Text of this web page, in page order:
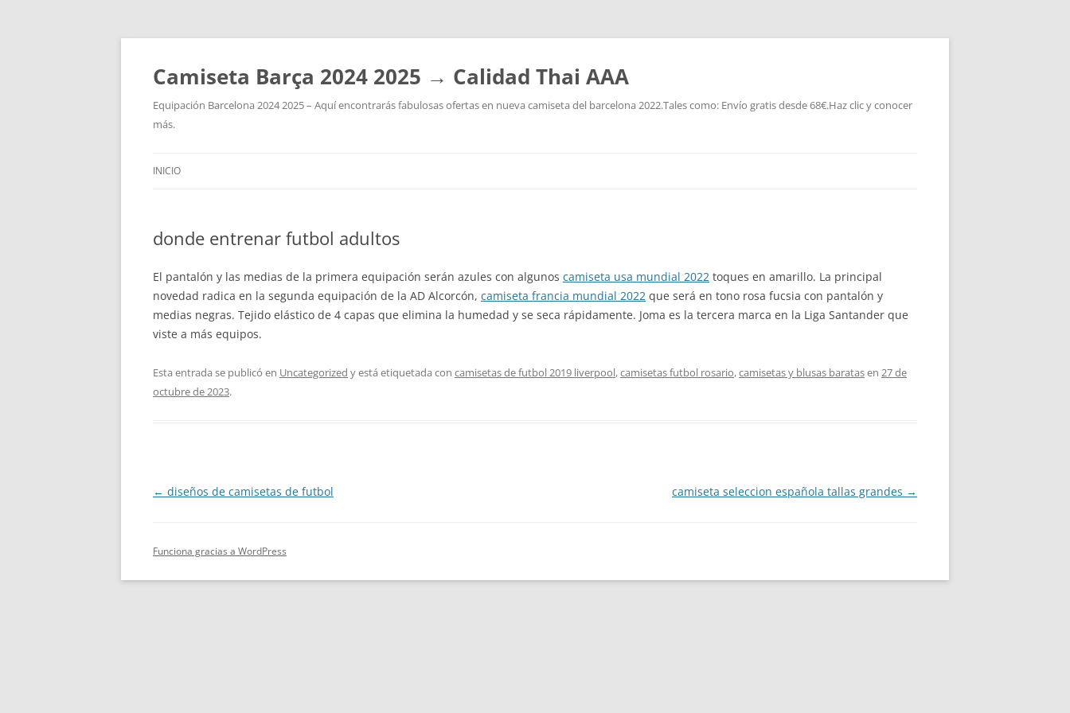
Camiseta Barça 2024 2025 → Calidad Thai AAA
Equipación Barcelona 2024 2025 – Aquí encontrarás fabulosas ofertas en nueva camiseta del barcelona 2022.Tales como: Envío gratis desde 68€.Haz clic y conocer
más.
INICIO
donde entrenar futbol adultos
El pantalón y las medias de la primera equipación serán azules con algunos camiseta usa mundial 2022 toques en amarillo. La principal
novedad radica en la segunda equipación de la AD Alcorcón, camiseta francia mundial 2022 que será en tono rosa fucsia con pantalón y
medias negras. Tejido elástico de 4 capas que elimina la humedad y se seca rápidamente. Joma es la tercera marca en la Liga Santander que
viste a más equipos.
Esta entrada se publicó en Uncategorized y está etiquetada con camisetas de futbol 2019 liverpool,camisetas futbol rosario,camisetas y blusas baratasen 27 de
octubre de 2023.
Navegación
← diseños de camisetas de futbol camiseta seleccion española tallas grandes →
Funciona gracias a WordPress